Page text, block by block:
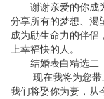
谢谢亲爱的你成为
分享所有的梦想、渴
成为劶生命力的伴侣
上幸福快的人。
结婚表白精选二
现在我将为您带上
我们将娶你为妻，从